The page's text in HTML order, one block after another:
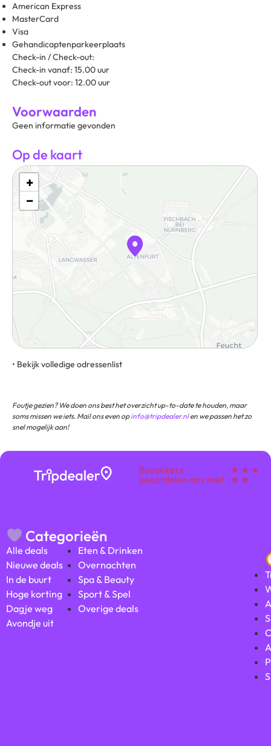
American Express
MasterCard
Visa
Gehandicaptenparkeerplaats
Check-in / Check-out:
Check-in vanaf: 15.00 uur
Check-out voor: 12.00 uur
Voorwaarden
Geen informatie gevonden
Op de kaart
+
−
• Bekijk volledige odressenlist
Foutje gezien? We doen ons best het overzicht up-to-date te houden, maar
soms missen we iets. Mail ons even opinfo@tripdealer.nlen we passen het zo
snel mogelijk aan!
Bezoekers
beoordelen ons met
★ ★ ★
★ ★
Categorieën
Alle deals
Nieuwe deals
In de buurt
Hoge korting
Dagje weg
Avondje uit
Eten & Drinken
Overnachten
Spa & Beauty
Sport & Spel
Overige deals